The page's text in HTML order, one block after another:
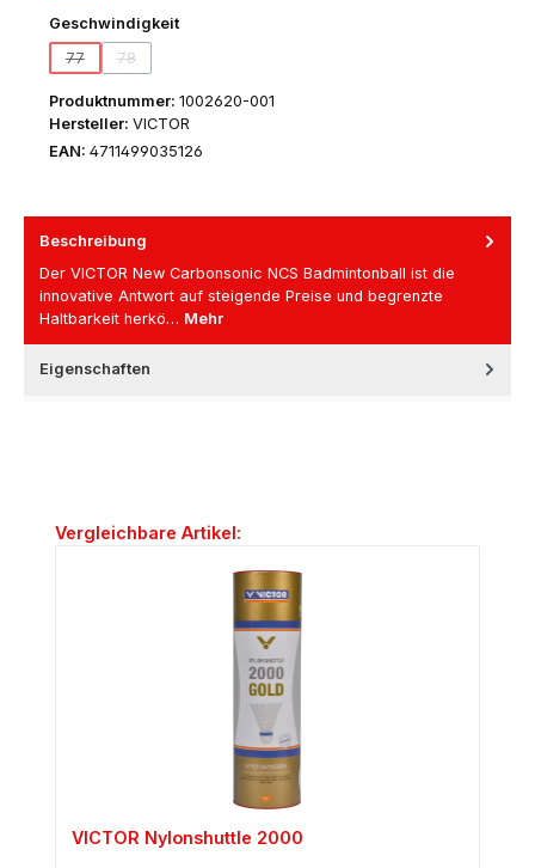
Geschwindigkeitauswählen
77
(Diese Option ist zurzeit nicht verfügbar.)
78
(Diese Option ist zurzeit nicht verfügbar.)
Produktnummer: 1002620-001
Hersteller: VICTOR
EAN: 4711499035126
Beschreibung
Der VICTOR New Carbonsonic NCS Badmintonball ist die
innovative Antwort auf steigende Preise und begrenzte
Haltbarkeit herkö… Mehr
Eigenschaften
Produktgalerie überspringen
Vergleichbare Artikel:
VICTOR Nylonshuttle 2000